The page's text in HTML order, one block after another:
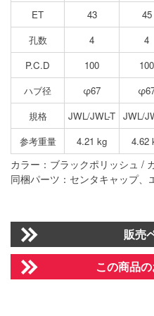
ET
43 45
孔数
4 4
P.C.D
100 100
ハブ径
φ67
規格
JWL/JWL-T JWL/
参考重量
4.21 kg 4.62
カラー：ブラックポリッシュ /
同梱パーツ：センタキャップ、
販売
この商品